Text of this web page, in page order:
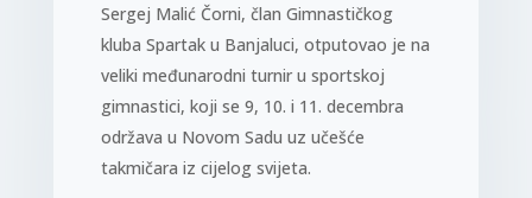
Sergej Malić Čorni, član Gimnastičkog
kluba Spartak u Banjaluci, otputovao je na
veliki međunarodni turnir u sportskoj
gimnastici, koji se 9, 10. i 11. decembra
održava u Novom Sadu uz učešće
takmičara iz cijelog svijeta.